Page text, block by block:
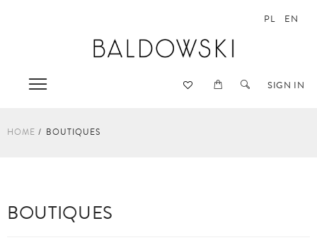
SIGN IN
PL EN
HOME BOUTIQUES
BOUTIQUES